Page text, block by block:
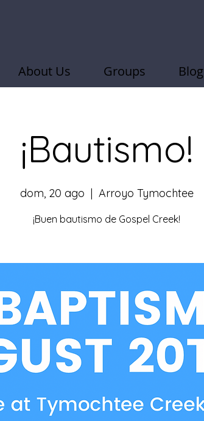
About Us Groups Blog
¡Bautismo!
dom, 20 ago
  |
Arroyo Tymochtee
¡Buen bautismo de Gospel Creek!